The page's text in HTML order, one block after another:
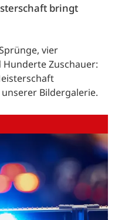
bringt
vier
Zuschauer:
Bildergalerie.